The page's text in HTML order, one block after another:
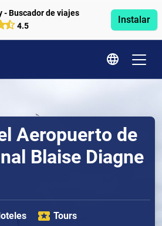
- Buscador de viajes
4.5
Instalar
Aeropuerto de
Blaise Diagne
Tours